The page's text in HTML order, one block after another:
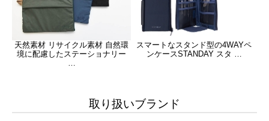
天然素材 リサイクル素材 自然環
境に配慮したステーショナリー
スマートなスタンド型の4WAYペ
ンケースSTANDAY スタ …
取り扱いブランド